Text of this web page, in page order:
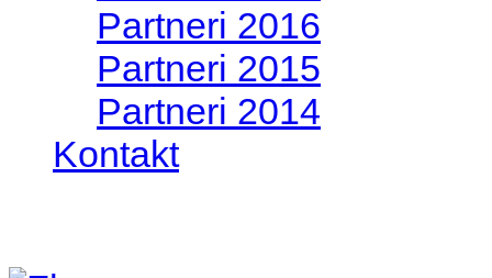
Partneri 2016
Partneri 2015
Partneri 2014
Kontakt